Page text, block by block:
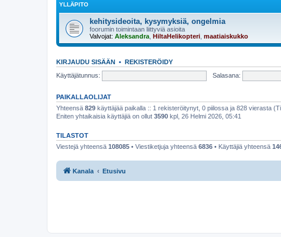
YLLÄPITO
kehitysideoita, kysymyksiä, ongelmia
foorumin toimintaan liittyviä asioita
Valvojat: Aleksandra HiltaHelikopteri maatiaiskukko
KIRJAUDU SISÄÄN • REKISTERÖIDY
Käyttäjätunnus:
Salasana:
PAIKALLAOLIJAT
Yhteensä 829 käyttäjää paikalla :: 1 rekisteröitynyt, 0 piilossa ja 828 vierasta
Eniten yhtaikaisia käyttäjiä on ollut 3590 kpl, 26 Helmi 2026, 05:41
TILASTOT
Viestejä yhteensä 108085 • Viestiketjuja yhteensä 6836 • Käyttäjiä yhteensä
Kanala Etusivu